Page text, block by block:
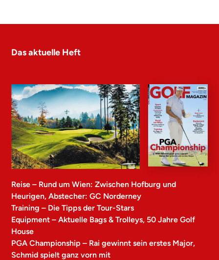
Das aktuelle Heft
Reise – Rund um Wien: Zwischen Hofburg und
Heurigen, Abstecher: GC Norderney
Training – Die Tipps der Tour-Stars
Equipment – Aktuelle Bags & Trolleys, 50 Jahre Golf
House
PGA Championship – Rai gewinnt sein erstes Major,
Schmid spielt ganz vorn mit